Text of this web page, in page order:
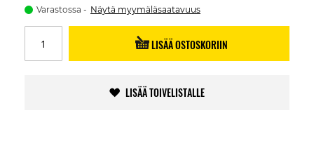
Varastossa Näytä myymäläsaatavuus
LISÄÄ OSTOSKORIIN
LISÄÄ TOIVELISTALLE